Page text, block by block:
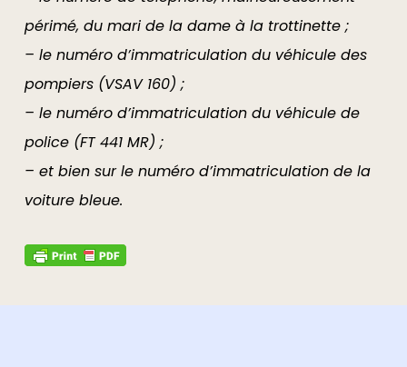
périmé, du mari de la dame à la trottinette ;
– le numéro d’immatriculation du véhicule des
pompiers (VSAV 160) ;
– le numéro d’immatriculation du véhicule de
police (FT 441 MR) ;
– et bien sur le numéro d’immatriculation de la
voiture bleue.